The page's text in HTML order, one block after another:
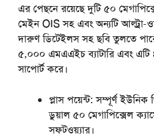
এর পেছনে রয়েছে দুটি ৫০
মেইন OIS সহ এবং অন্যটি আল্ট্রা-
দারুণ ডিটেইলস সহ ছবি তুলতে
৫,০০০ এমএএইচ ব্যাটারি এবং এটি
সাপোর্ট করে।
প্লাস পয়েন্ট: সম্পূর্ণ ইউনিক
ডুয়াল ৫০ মেগাপিক্সেল
সফটওয়্যার।